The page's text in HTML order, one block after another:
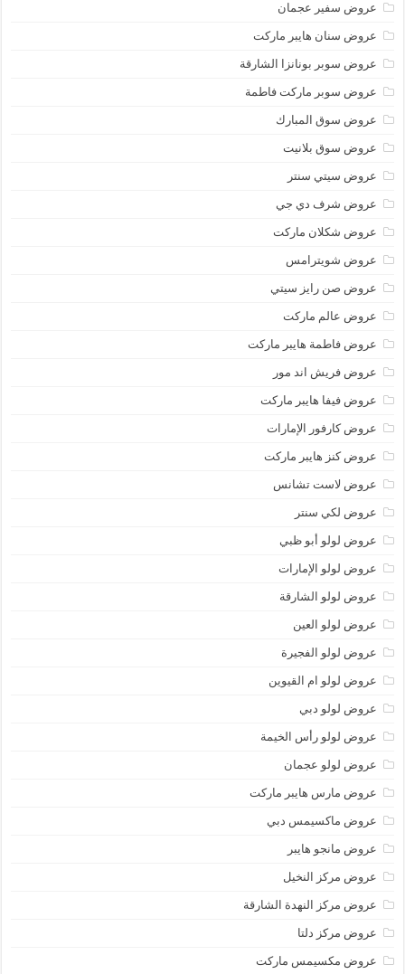
عروض سفير عجمان
عروض سنان هايبر ماركت
عروض سوبر بونانزا الشارقة
عروض سوبر ماركت فاطمة
عروض سوق المبارك
عروض سوق بلانيت
عروض سيتي سنتر
عروض شرف دي جي
عروض شكلان ماركت
عروض شويترامس
عروض صن رايز سيتي
عروض عالم ماركت
عروض فاطمة هايبر ماركت
عروض فريش اند مور
عروض فيفا هايبر ماركت
عروض كارفور الإمارات
عروض كنز هايبر ماركت
عروض لاست تشانس
عروض لكي سنتر
عروض لولو أبو ظبي
عروض لولو الإمارات
عروض لولو الشارقة
عروض لولو العين
عروض لولو الفجيرة
عروض لولو ام القيوين
عروض لولو دبي
عروض لولو رأس الخيمة
عروض لولو عجمان
عروض مارس هايبر ماركت
عروض ماكسيمس دبي
عروض مانجو هايبر
عروض مركز النخيل
عروض مركز النهدة الشارقة
عروض مركز دلتا
عروض مكسيمس ماركت